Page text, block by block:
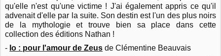
qu'elle n'est qu'une victime ! J'ai également appris ce qu'il
advenait d'elle par la suite. Son destin est l'un des plus noirs
de la mythologie et trouve bien sa place dans cette
collection des éditions Nathan !
- Io : pour l'amour de Zeus de Clémentine Beauvais